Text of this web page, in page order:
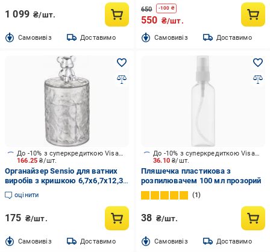
1 099 ₴/шт.
Cамовивіз Доставимо
650 -100 ₴
550 ₴/шт.
Cамовивіз Доставимо
166.25₴/шт.
До -10% з суперкредиткою Visa Вигода
Органайзер Sensio для ватних
виробів з кришкою 6,7х6,7х12,3
см прозорий
оцінити
175 ₴/шт.
Cамовивіз Доставимо
36.10₴/шт.
До -10% з суперкредиткою Visa Вигода
Пляшечка пластикова з
розпилювачем 100 мл прозорий
1
38 ₴/шт.
Cамовивіз Доставимо